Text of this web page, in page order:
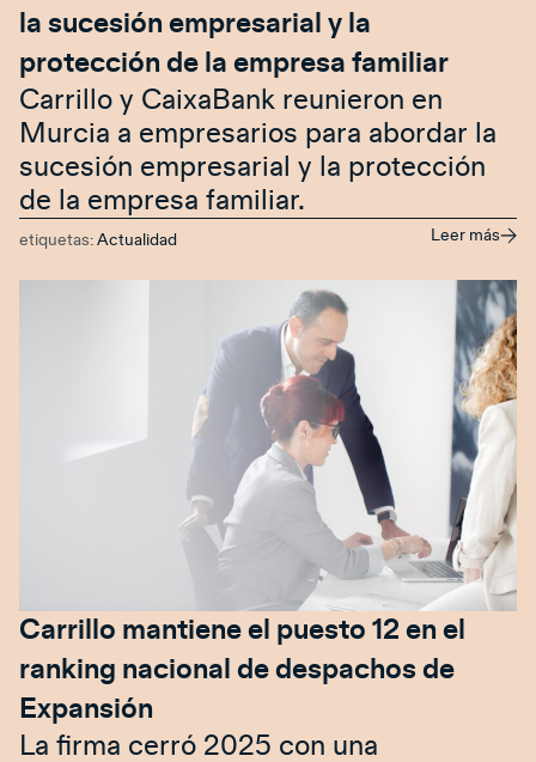
la sucesión empresarial y la
protección de la empresa familiar
Carrillo y CaixaBank reunieron en
Murcia a empresarios para abordar la
sucesión empresarial y la protección
de la empresa familiar.
etiquetas: Actualidad Leer más
Carrillo mantiene el puesto 12 en el
ranking nacional de despachos de
Expansión
La firma cerró 2025 con una